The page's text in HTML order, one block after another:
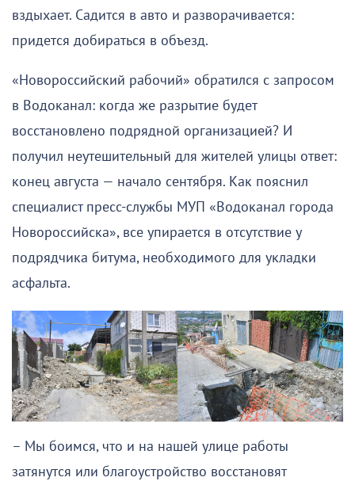
вздыхает. Садится в авто и разворачивается:
придется добираться в объезд.
«Новороссийский рабочий» обратился с запросом
в Водоканал: когда же разрытие будет
восстановлено подрядной организацией? И
получил неутешительный для жителей улицы ответ:
конец августа — начало сентября. Как пояснил
специалист пресс-службы МУП «Водоканал города
Новороссийска», все упирается в отсутствие у
подрядчика битума, необходимого для укладки
асфальта.
– Мы боимся, что и на нашей улице работы
затянутся или благоустройство восстановят